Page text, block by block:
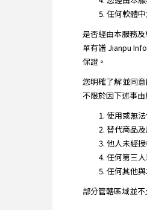
任何軟體
是否經由本服務
單有譜 Jianpu
保證。
您明確了解並同
不限於因下述事
使用或無
替代商品
他人未經
任何第三
任何其他
部分管轄區域並